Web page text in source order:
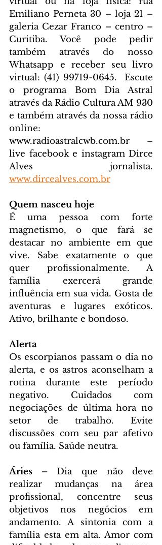
Emiliano Perneta 30 – loja 21 –
galeria Cezar Franco – centro –
Curitiba. Você pode pedir
também através do nosso
Whatsapp e receber seu livro
virtual: (41) 99719-0645.
Escute
o programa Bom Dia Astral
através da Rádio Cultura AM 930
e também através da nossa rádio
www.radioastralcwb.com.br –
live facebook e instagram Dirce
www.dircealves.com.br
Quem nasceu hoje
É uma pessoa com forte
magnetismo, o que fará se
destacar no ambiente em que
vive. Sabe exatamente o que
quer profissionalmente. A
família exercerá grande
influência em sua vida. Gosta de
aventuras e lugares exóticos.
Ativo, brilhante e bondoso.
Alerta
Os escorpianos passam o dia no
alerta, e os astros aconselham a
rotina durante este período
negativo. Cuidados com
negociações de última hora no
setor de trabalho. Evite
discussões com seu par afetivo
ou família. Saúde neutra.
Áries – Dia que não deve
realizar mudanças na área
profissional, concentre seus
objetivos nos negócios em
andamento. A sintonia com a
família esta em alta. Amor com